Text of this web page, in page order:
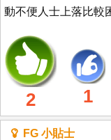
動不便人士上落比較
2 1
FG 小貼士